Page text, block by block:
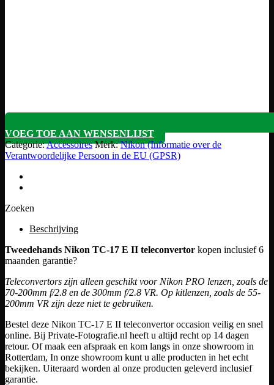
VOEG TOE AAN WENSENLIJST
Categorie:Accessoires Merk:Nikon (Informatie over de
Verantwoordelijke Persoon in de EU (GPSR)
Zoeken
Beschrijving
Tweedehands Nikon TC-17 E II teleconvertor kopen inclusief 6
maanden garantie?
Teleconvertors zijn alleen geschikt voor Nikon PRO lenzen, zoals de
70-200mm f/2.8 en de 300mm f/2.8 VR. Op kitlenzen, zoals de 55-
200mm VR zijn deze niet te gebruiken.
Bestel deze Nikon TC-17 E II teleconvertor occasion veilig en snel
online. Bij Private-Fotografie.nl heeft u altijd recht op 14 dagen
retour. Of maak een afspraak en kom langs in onze showroom in
Rotterdam, In onze showroom kunt u alle producten in het echt
bekijken. Uiteraard worden al onze producten geleverd inclusief
garantie.